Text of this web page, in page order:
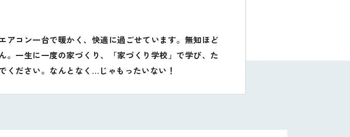
アコン一台で暖かく、快適に過ごせています。無知ほど
。一生に一度の家づくり、「家づくり学校」で学び、た
ください。なんとなく…じゃもったいない！